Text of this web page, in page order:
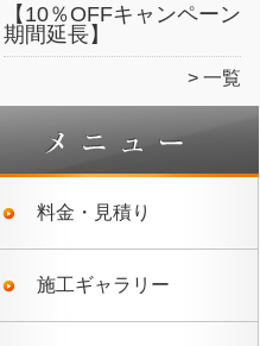
【10％OFFキャンペーン
期間延長】
一覧
料金・見積り
施工ギャラリー